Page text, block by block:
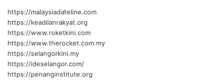
d
h
a
L
P
S
https://malaysiadateline.com
https://keadilanrakyat.org
https://www.roketkini.com
https://www.therocket.com.my
https://selangorkini.my
https://ideselangor.com/
https://penanginstitute.org